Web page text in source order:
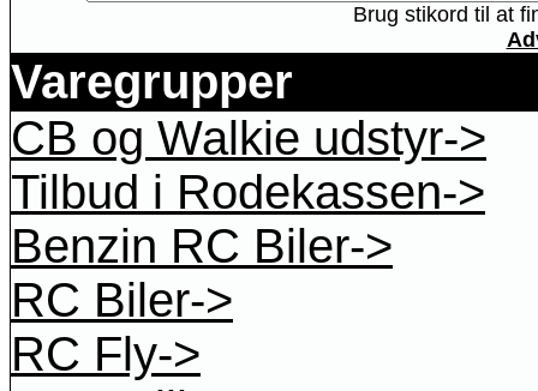
Brug stikord til at
Varegrupper
CB og Walkie udstyr->
Tilbud i Rodekassen->
Benzin RC Biler->
RC Biler->
RC Fly->